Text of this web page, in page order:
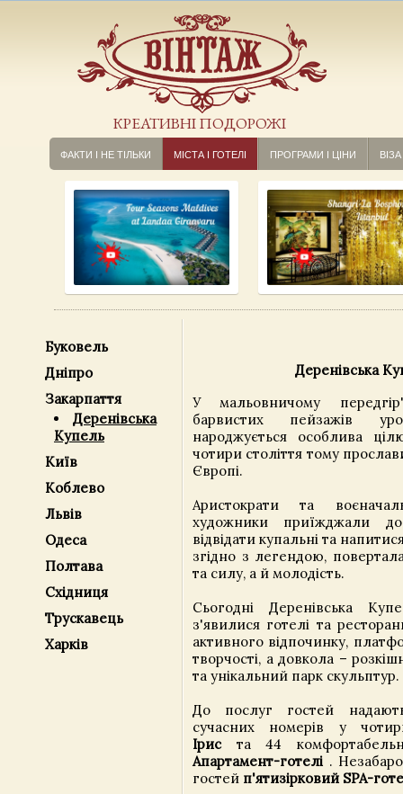
КРЕАТИВНІ ПОДОРОЖІ
ФАКТИ І НЕ ТІЛЬКИ МІСТА І ГОТЕЛІ ПРОГРАМИ І ЦІНИ ВІЗА
Буковель
Дніпро
Закарпаття
Деренівська
Купель
Київ
Коблево
Львів
Одеса
Полтава
Східниця
Трускавець
Харків
Деренівська
У мальовничому
барвистих пейзажів
народжується особлива
чотири століття тому
Європі.
Аристократи та
художники приїжджали
відвідати купальні та
згідно з легендою,
та силу, а й молодість.
Сьогодні Деренівська
з'явилися готелі та
активного відпочинку,
творчості, а довкола –
та унікальний парк скульптур.
До послуг гостей
сучасних номерів у
Іриста 44
Апартамент-готелі .
гостей п'ятизірковий SPA-